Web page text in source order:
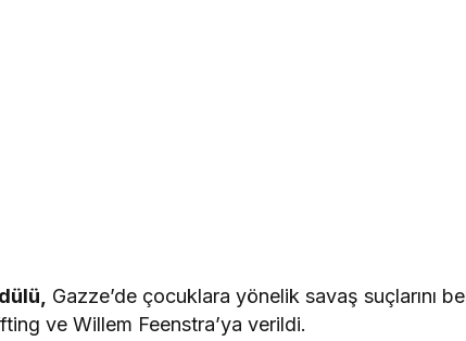
Gazze’de çocuklara yönelik savaş suçlarını
ve Willem Feenstra’ya verildi.